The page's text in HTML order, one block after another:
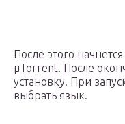
После этого
µTorrent. После
установку. При
выбрать язык.